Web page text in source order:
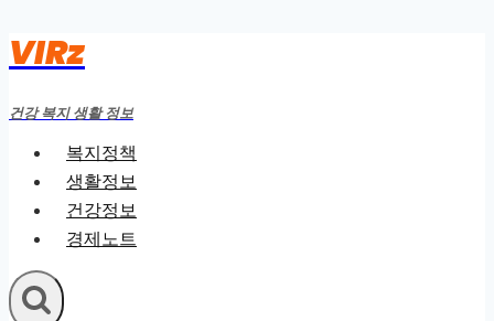
Skip
to
content
VIRz
건강 복지 생활 정보
복지정책
생활정보
건강정보
경제노트